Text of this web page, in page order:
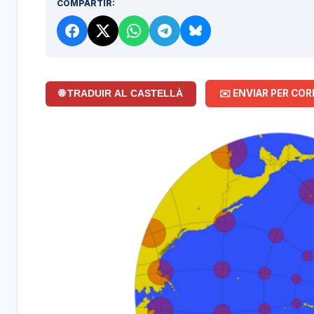
COMPARTIR:
🌐 TRADUIR AL CASTELLÀ ✉️ ENVIAR PER